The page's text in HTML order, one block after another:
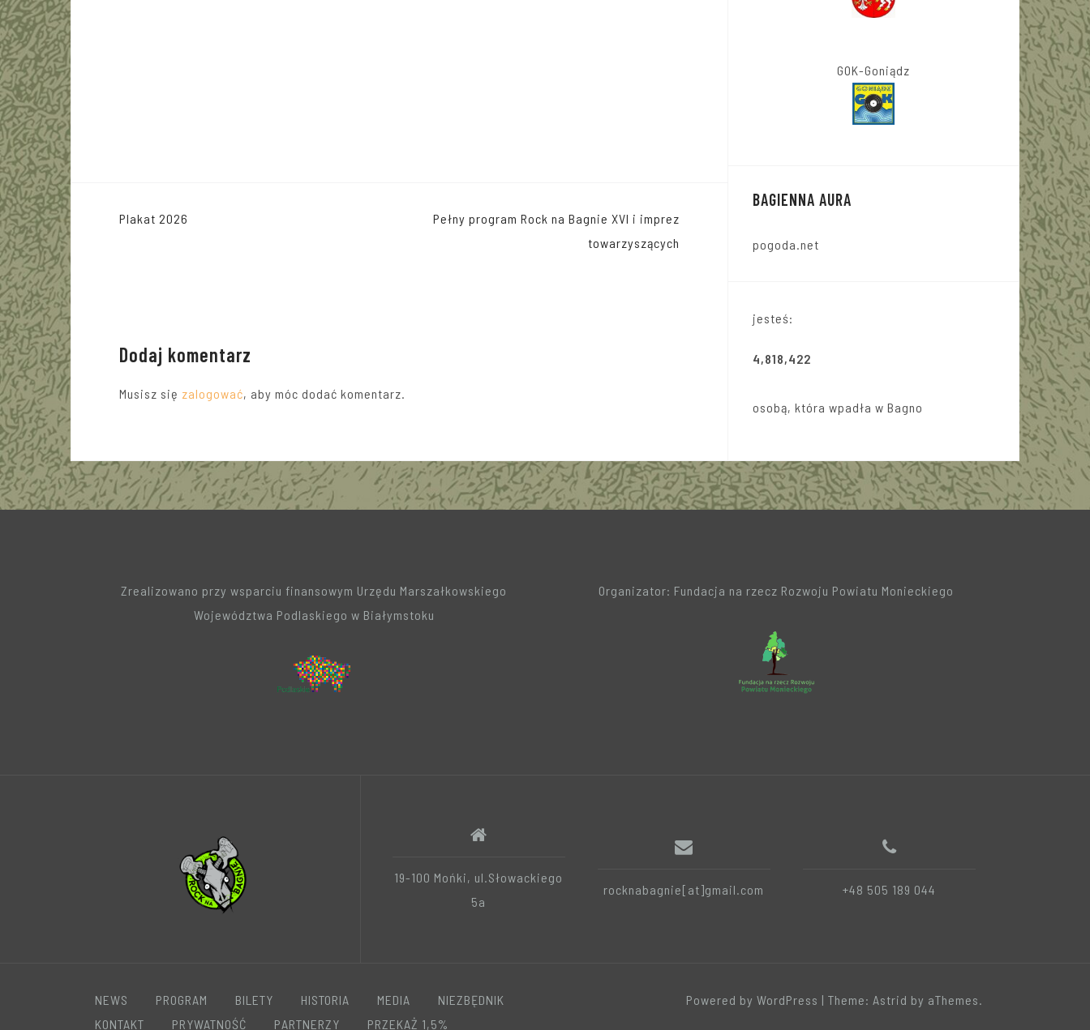
Nawigacja
Plakat 2026
Pełny program Rock na Bagnie XVI i imprez
towarzyszących
Dodaj komentarz
Musisz się zalogować, aby móc dodać komentarz.
GOK-Goniądz
BAGIENNA AURA
pogoda.net
jesteś:
4,818,422
osobą, która wpadła w Bagno
Zrealizowano przy wsparciu finansowym Urzędu Marszałkowskiego
Województwa Podlaskiego w Białymstoku
Organizator: Fundacja na rzecz Rozwoju Powiatu Monieckiego
19-100 Mońki, ul.Słowackiego
5a
rocknabagnie[at]gmail.com +48 505 189 044
NEWS PROGRAM BILETY HISTORIA MEDIA
NIEZBĘDNIK
KONTAKT
PRYWATNOŚĆ PARTNERZY PRZEKAŻ 1,5%
Powered by WordPress | Theme: Astrid by aThemes.